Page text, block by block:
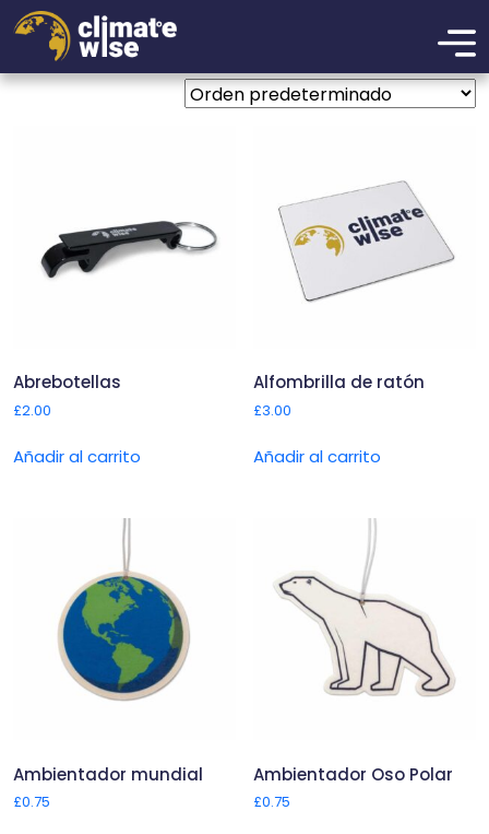
Sin categorizar
Mostrando 1–16 de 17 resultados
Abrebotellas
£2.00
Añadir al carrito
Alfombrilla de ratón
£3.00
Añadir al carrito
Ambientador mundial
£0.75
Ambientador Oso Polar
£0.75